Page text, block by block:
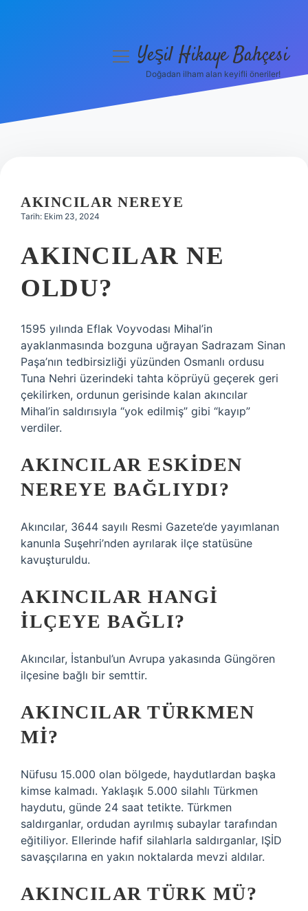
Hakkımızda
menüyüYeşil Hikaye Bahçesi
Doğadan ilham alan keyifli öneriler!
AKINCILAR NEREYE
Tarih: Ekim 23, 2024
AKINCILAR NE
OLDU?
1595 yılında Eflak Voyvodası Mihal’in
ayaklanmasında bozguna uğrayan Sadrazam Sinan
Paşa’nın tedbirsizliği yüzünden Osmanlı ordusu
Tuna Nehri üzerindeki tahta köprüyü geçerek geri
çekilirken, ordunun gerisinde kalan akıncılar
Mihal’in saldırısıyla “yok edilmiş” gibi “kayıp”
verdiler.
AKINCILAR ESKIDEN
NEREYE BAĞLIYDI?
Akıncılar, 3644 sayılı Resmi Gazete’de yayımlanan
kanunla Suşehri’nden ayrılarak ilçe statüsüne
kavuşturuldu.
AKINCILAR HANGI
ILÇEYE BAĞLI?
Akıncılar, İstanbul’un Avrupa yakasında Güngören
ilçesine bağlı bir semttir.
AKINCILAR TÜRKMEN
MI?
Nüfusu 15.000 olan bölgede, haydutlardan başka
kimse kalmadı. Yaklaşık 5.000 silahlı Türkmen
haydutu, günde 24 saat tetikte. Türkmen
saldırganlar, ordudan ayrılmış subaylar tarafından
eğitiliyor. Ellerinde hafif silahlarla saldırganlar, IŞİD
savaşçılarına en yakın noktalarda mevzi aldılar.
AKINCILAR TÜRK MÜ?